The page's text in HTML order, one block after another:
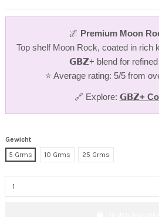
🌌 Premium Moon
Top shelf Moon Rock, coated in rich
𝗚𝗕𝗭+ blend for refined
⭐ Average rating: 5/5 from
🔗 Explore: 𝗚𝗕𝗭+
Gewicht
5 Grms
10 Grms 25 Grms